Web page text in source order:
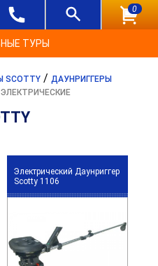
0
ТУРЫ
SCOTTY / ДАУНРИГГЕРЫ
Электрический Даунриггер
Scotty 1106